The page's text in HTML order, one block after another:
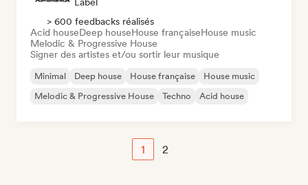
> 600 feedbacks réalisés
Acid houseDeep houseHouse françaiseHouse music
Melodic & Progressive House
Signer des artistes et/ou sortir leur musique
Minimal Deep house House française
House music
Melodic & Progressive House
Techno Acid house
1 2